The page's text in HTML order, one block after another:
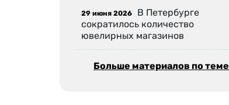
29 июня 2026 В Петербурге
сократилось количество
ювелирных магазинов
Больше материалов по теме